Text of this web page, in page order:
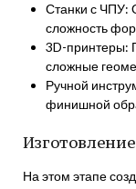
Станки с ЧПУ:
сложность
3D-принтеры:
сложные
Ручной
финишной
На этом этапе